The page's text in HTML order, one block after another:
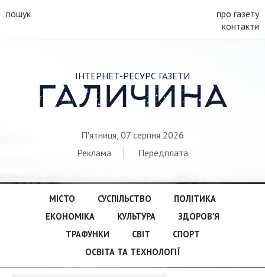
пошук
про газету
контакти
ІНТЕРНЕТ-РЕСУРС ГАЗЕТИ
ГАЛИЧИНА
П'ятниця, 07 серпня 2026
Реклама
Передплата
МІСТО СУСПІЛЬСТВО
ПОЛІТИКА
ЕКОНОМІКА
КУЛЬТУРА
ЗДОРОВ’Я
ТРАФУНКИ
СВІТ
СПОРТ
ОСВІТА ТА ТЕХНОЛОГІЇ